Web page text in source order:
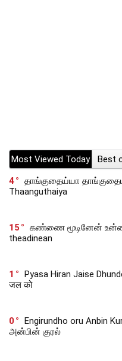
Most Viewed Today Best
4
தாங்குதைய்யா
Thaanguthaiya
15
கண்ணை மூடினேன் உன்னை
theadinean
1
Pyasa Hiran Jaise
जल को
0
Engirundho oru Anbin
அன்பின் குரல்